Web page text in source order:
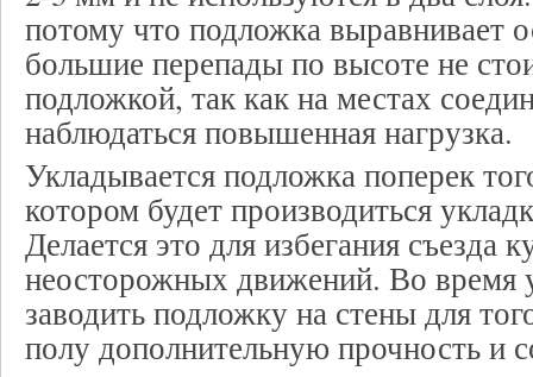
потому что подложка выравнивает
большие перепады по высоте не
подложкой, так как на местах
наблюдаться повышенная нагрузка.
Укладывается подложка поперек
котором будет производиться
Делается это для избегания съезда
неосторожных движений. Во время
заводить подложку на стены для
полу дополнительную прочность и